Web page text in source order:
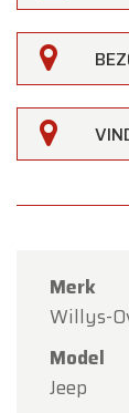
Merk
Willys-
Model
Jeep